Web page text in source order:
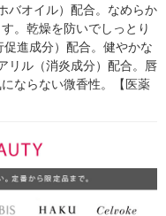
バオイル）配合。なめらか
。乾燥を防いでしっとり
進成分）配合。健やかな
リル（消炎成分）配合。唇
ならない微香性。【医薬